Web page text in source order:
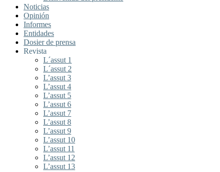
Noticias
Opinión
Informes
Entidades
Dosier de prensa
Revista
L´assut 1
L´assut 2
L’assut 3
L’assut 4
L’assut 5
L’assut 6
L’assut 7
L’assut 8
L’assut 9
L’assut 10
L’assut 11
L’assut 12
L’assut 13